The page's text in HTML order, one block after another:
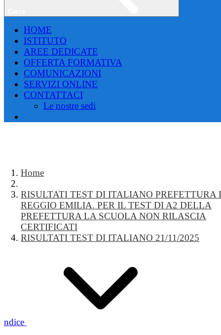
HOME
ISTITUTO
AREE DEDICATE
OFFERTA FORMATIVA
COMUNICAZIONI
SERVIZI ONLINE
CONTATTACI
Le nostre sedi
Home
RISULTATI TEST DI ITALIANO PREFETTURA
REGGIO EMILIA. PER IL TEST DI A2 DELLA
PREFETTURA LA SCUOLA NON RILASCIA
CERTIFICATI
RISULTATI TEST DI ITALIANO 21/11/2025
Indice